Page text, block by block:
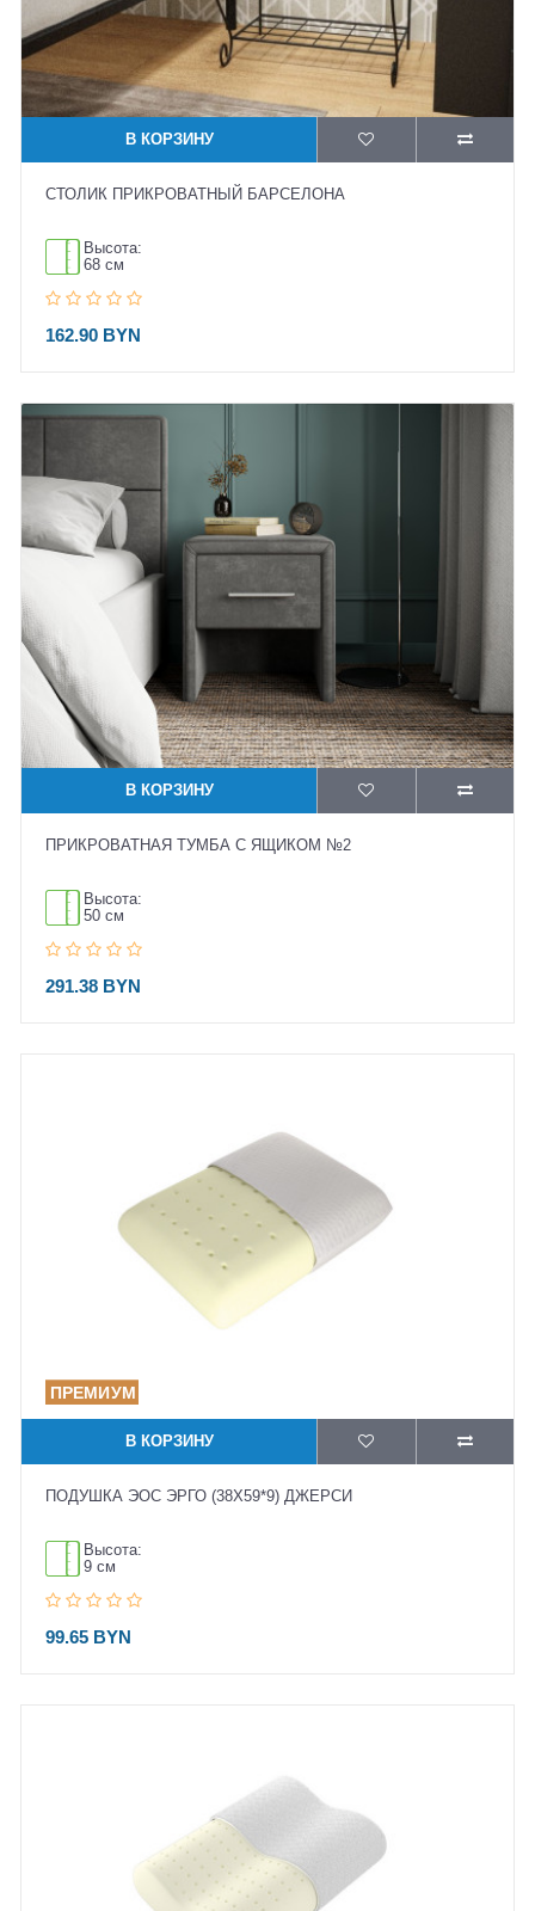
В КОРЗИНУ
СТОЛИК ПРИКРОВАТНЫЙ БАРСЕЛОНА
Высота:
68 см
162.90 BYN
В КОРЗИНУ
ПРИКРОВАТНАЯ ТУМБА С ЯЩИКОМ №2
Высота:
50 см
291.38 BYN
В КОРЗИНУ
ПОДУШКА ЭОС ЭРГО (38X59*9) ДЖЕРСИ
Высота:
9 см
99.65 BYN